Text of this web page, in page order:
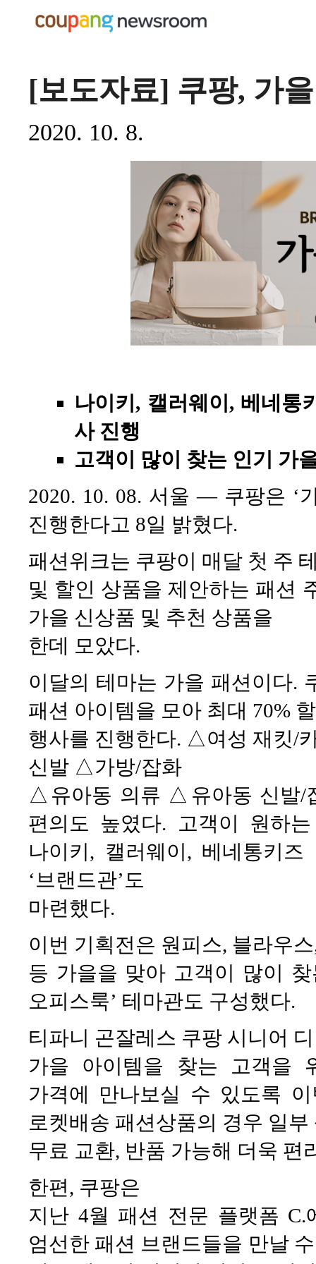
[보도자료] 쿠팡, 가
2020. 10. 8.
나이키, 캘러웨이, 베네통
사 진행
고객이 많이 찾는 인기 가
2020. 10. 08. 서울 — 쿠팡은 ‘
진행한다고 8일 밝혔다.
패션위크는 쿠팡이 매달 첫 주
및 할인 상품을 제안하는 패션
가을 신상품 및 추천 상품을
한데 모았다.
이달의 테마는 가을 패션이다.
패션 아이템을 모아 최대 70%
행사를 진행한다. △여성 재킷
신발 △가방/잡화
△유아동 의류 △유아동 신발/
편의도 높였다. 고객이 원하
나이키, 캘러웨이, 베네통키
‘브랜드관’도
마련했다.
이번 기획전은 원피스, 블라우
등 가을을 맞아 고객이 많이
오피스룩’ 테마관도 구성했다.
티파니 곤잘레스 쿠팡 시니어
가을 아이템을 찾는 고객을
가격에 만나보실 수 있도록
로켓배송 패션상품의 경우 일
무료 교환, 반품 가능해 더욱 편
한편, 쿠팡은
지난 4월 패션 전문 플랫폼 C.
엄선한 패션 브랜드들을 만날